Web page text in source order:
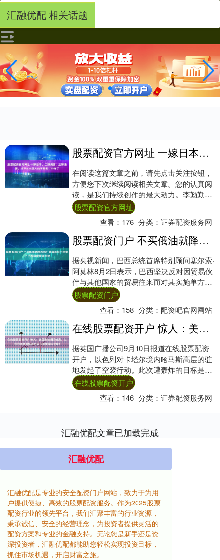
汇融优配 相关话题
股票配资官方网址 一嫁日本，二嫁美国，三嫁法国，绝不嫁中国人的李勤勤，咋样了
在阅读这篇文章之前，请先点击关注按钮，
方便您下次继续阅读相关文章。您的认真阅
读，是我们持续创作的最大动力。李勤勤，
1963年出生于北京，80年代凭借电影《北京
故....
股票配资官方网址
查看： 176 分类：证券配资服务网
股票配资门户 不买俄油就降关税？美国这招不好使了 巴西印度接连拒绝
据央视新闻，巴西总统首席特别顾问塞尔索·
阿莫林8月2日表示，巴西坚决反对因贸易伙
伴与其他国家的贸易往来而对其实施单方面
经济制裁，国家之间的正常经贸往来不应受
到政....
股票配资门户
查看： 158 分类：配资吧官网网站
在线股票配资开户 惊人：美国到处捅马蜂窝，以色列轰炸目标点附近还有中国大使馆！
据英国广播公司9月10日报道在线股票配资
开户，以色列对卡塔尔境内哈马斯高层的驻
地发起了空袭行动。此次遭轰炸的目标是一
幢大约3层高的楼房，它坐落于卡塔尔首都
多哈市....
在线股票配资开户
查看： 146 分类：证券配资服务网
汇融优配文章已加载完成
汇融优配
汇融优配是专业的安全配资门户网站，致力于为用
户提供便捷、高效的股票配资服务。作为2025股票
配资行业的领先平台，我们汇聚丰富的行业资源，
秉承诚信、安全的经营理念，为投资者提供灵活的
配资方案和专业的金融支持。无论您是新手还是资
深投资者，汇融优配都能助您轻松实现投资目标，
抓住市场机遇，开启财富之旅。